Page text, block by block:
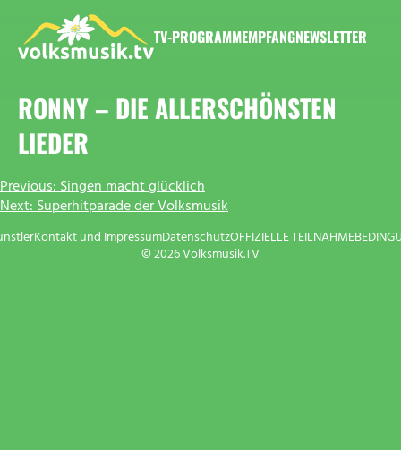
Inhalt
springen
TV-PROGRAMMEMPFANGNEWSLETTER
RONNY – DIE ALLERSCHÖNSTEN
LIEDER
BEITRAGSNAVIGATION
Previous:Singen macht glücklich
Next:Superhitparade der Volksmusik
© 2026 Volksmusik.TV
Kontakt und ImpressumDatenschutzOFFIZIELLE